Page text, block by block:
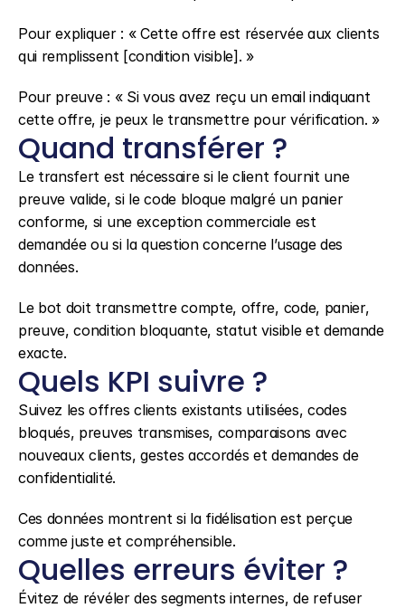
Pour expliquer : « Cette offre est réservée aux clients
qui remplissent [condition visible]. »
Pour preuve : « Si vous avez reçu un email indiquant
cette offre, je peux le transmettre pour vérification. »
Quand transférer ?
Le transfert est nécessaire si le client fournit une
preuve valide, si le code bloque malgré un panier
conforme, si une exception commerciale est
demandée ou si la question concerne l’usage des
données.
Le bot doit transmettre compte, offre, code, panier,
preuve, condition bloquante, statut visible et demande
exacte.
Quels KPI suivre ?
Suivez les offres clients existants utilisées, codes
bloqués, preuves transmises, comparaisons avec
nouveaux clients, gestes accordés et demandes de
confidentialité.
Ces données montrent si la fidélisation est perçue
comme juste et compréhensible.
Quelles erreurs éviter ?
Évitez de révéler des segments internes, de refuser